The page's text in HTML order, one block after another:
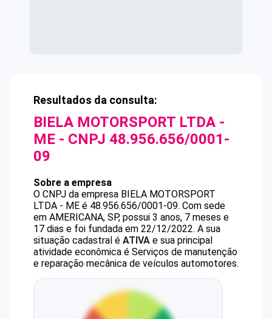
Resultados da consulta:
BIELA MOTORSPORT LTDA -
ME - CNPJ 48.956.656/0001-
09
Sobre a empresa
O CNPJ da empresa BIELA MOTORSPORT
LTDA - ME é 48.956.656/0001-09. Com sede
em AMERICANA, SP, possui 3 anos, 7 meses e
17 dias e foi fundada em 22/12/2022. A sua
situação cadastral é ATIVA e sua principal
atividade econômica é Serviços de manutenção
e reparação mecânica de veículos automotores.